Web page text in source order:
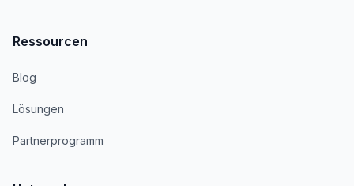
Ressourcen
Blog
Lösungen
Partnerprogramm